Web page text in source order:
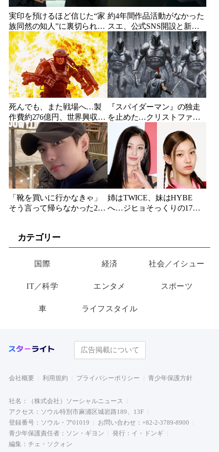
実印を預けるほど信じた“家
族同然の知人”に裏切られ
た…収益9対1、10年間の奴
隷契約で人生が一変
約4年間作品活動がなかった
スエ、公式SNS開設と新ビ
ジュアル公開で復帰説が急
浮上
死んでも、また戦場へ…製
作費約276億円、世界興収
584億円のSF大作『オール・
ユー・ニード・イズ・キ
ル』がついに配信
『スパイダーマン』の独走
を止めた…クリストファ
ー・ノーラン史上最大、390
億円の超大作がついに韓国
上陸
「靴を買いに行かなきゃ」
そう言って帰らなかった24
り物”
姉はTWICE、妹はHYBE
へ…ジヒョそっくりの17歳
カテゴリー
国際 経済 社会／イシュー
IT／科学 エンタメ スポーツ
車 ライフスタイル
広告掲載について
会社概要 利用規約 プライバシーポリシー 青少年保護方針
社名：（株式会社）ソーシャルニュース
アクセス：ソウル特別市麻浦区城岩路189、13F
登録番号：ソウル・ア01019
お問い合わせ：+82-2-3789-8900
青少年保護責任者：ソン・ギヨン
発行：イ・ドンギ
編集：チェ・ソクォン